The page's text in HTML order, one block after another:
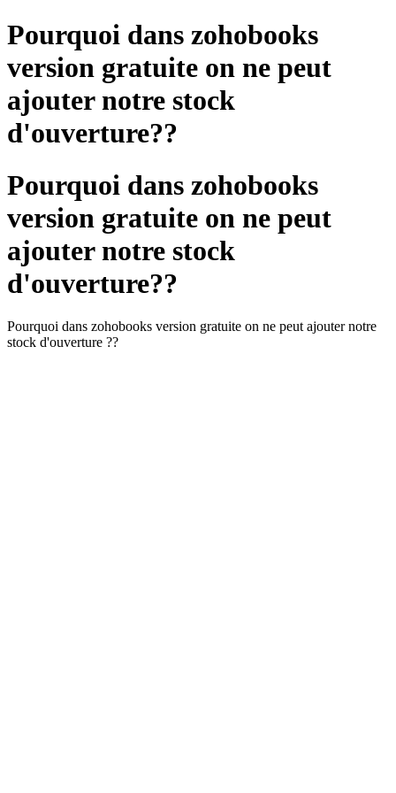
Pourquoi dans zohobooks
version gratuite on ne peut
ajouter notre stock
d'ouverture??
Pourquoi dans zohobooks
version gratuite on ne peut
ajouter notre stock
d'ouverture??
Pourquoi dans zohobooks version gratuite on ne peut ajouter notre
stock d'ouverture ??